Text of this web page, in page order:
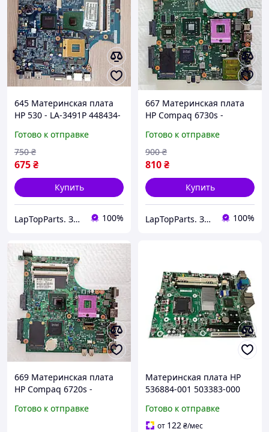
645 Материнская плата
HP 530 - LA-3491P 448434-
Готово к отправке
675₴
750 ₴
Купить
LapTopParts. Запчасти к ноутбукам и ПК б/у 100%
667 Материнская плата
HP Compaq 6730s -
Intel Socket P, DDR2
Готово к отправке
810₴
900 ₴
Купить
LapTopParts. Запчасти к ноутбукам и ПК б/у 100%
669 Материнская плата
HP Compaq 6720s -
Socket P
Готово к отправке
Материнская плата HP
536884-001 503383-000
Compaq 8000 SFF) s775 БУ
Готово к отправке
от 122₴/мес